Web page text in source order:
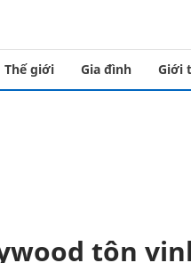
Thế giới Gia đình Giới
tôn